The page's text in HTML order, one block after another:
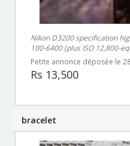
Nikon D3200 specification
100-6400 (plus ISO 12,800-
Petite annonce déposée le
Rs 13,500
bracelet